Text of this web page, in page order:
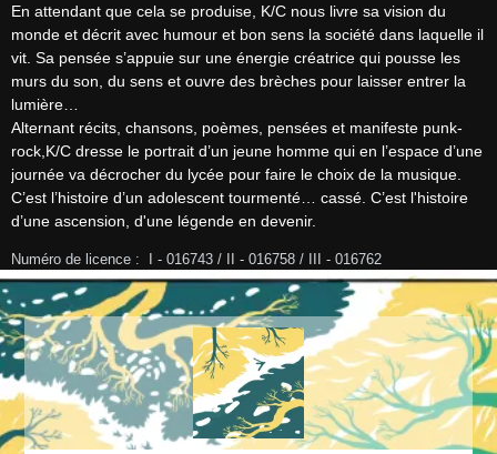
En attendant que cela se produise, K/C nous livre sa vision du
monde et décrit avec humour et bon sens la société dans laquelle il
vit. Sa pensée s’appuie sur une énergie créatrice qui pousse les
murs du son, du sens et ouvre des brèches pour laisser entrer la
lumière…
Alternant récits, chansons, poèmes, pensées et manifeste punk-
rock,K/C dresse le portrait d’un jeune homme qui en l’espace d’une
journée va décrocher du lycée pour faire le choix de la musique.
C’est l’histoire d’un adolescent tourmenté… cassé. C’est l'histoire
d’une ascension, d'une légende en devenir.
Numéro de licence :  I - 016743 / II - 016758 / III - 016762